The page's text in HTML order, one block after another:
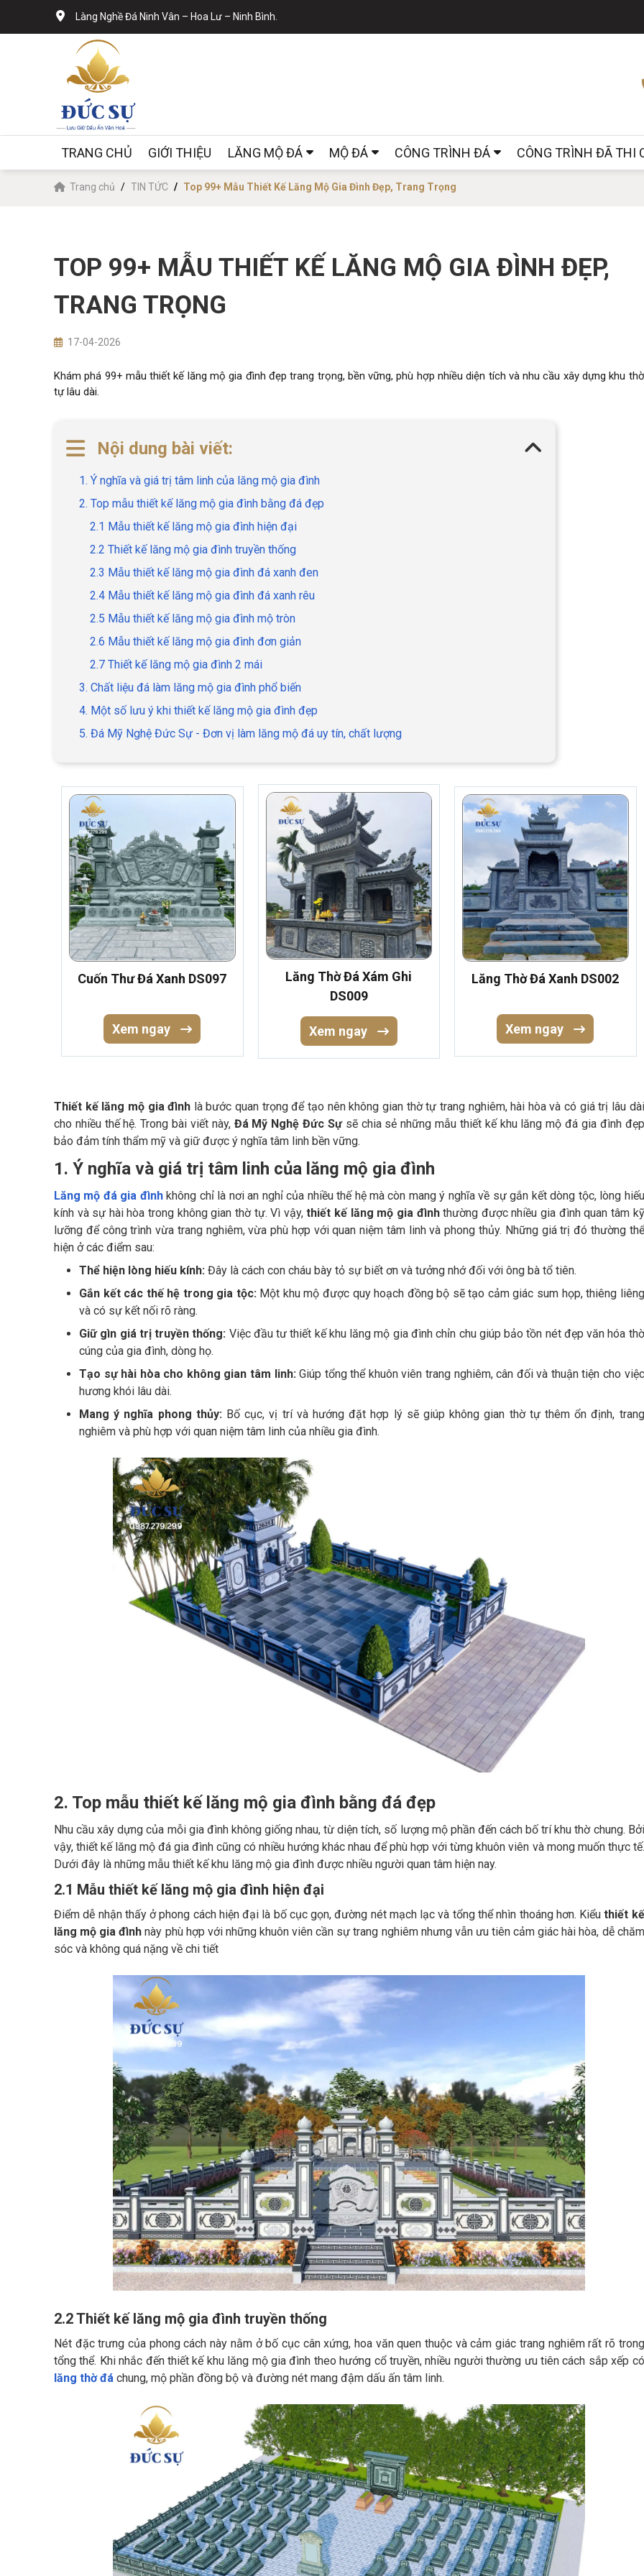
Làng Nghề Đá Ninh Vân – Hoa Lư – Ninh Bình.
TRANG CHỦ GIỚI THIỆU LĂNG MỘ ĐÁ MỘ ĐÁ CÔNG TRÌNH ĐÁ CÔNG TRÌNH ĐÃ THI
Trang chủ TIN TỨC Top 99+ Mẫu Thiết Kế Lăng Mộ Gia Đình Đẹp, Trang Trọng
TOP 99+ MẪU THIẾT KẾ LĂNG MỘ GIA ĐÌNH ĐẸP,
TRANG TRỌNG
17-04-2026
Khám phá 99+ mẫu thiết kế lăng mộ gia đình đẹp trang trọng, bền vững, phù hợp nhiều diện tích và nhu cầu xây dựng khu thờ
tự lâu dài.
Nội dung bài viết:
1. Ý nghĩa và giá trị tâm linh của lăng mộ gia đình
2. Top mẫu thiết kế lăng mộ gia đình bằng đá đẹp
2.1 Mẫu thiết kế lăng mộ gia đình hiện đại
2.2 Thiết kế lăng mộ gia đình truyền thống
2.3 Mẫu thiết kế lăng mộ gia đình đá xanh đen
2.4 Mẫu thiết kế lăng mộ gia đình đá xanh rêu
2.5 Mẫu thiết kế lăng mộ gia đình mộ tròn
2.6 Mẫu thiết kế lăng mộ gia đình đơn giản
2.7 Thiết kế lăng mộ gia đình 2 mái
3. Chất liệu đá làm lăng mộ gia đình phổ biến
4. Một số lưu ý khi thiết kế lăng mộ gia đình đẹp
5. Đá Mỹ Nghệ Đức Sự - Đơn vị làm lăng mộ đá uy tín, chất lượng
Cuốn Thư Đá Xanh DS097
Xem ngay
Lăng Thờ Đá Xám Ghi
DS009
Xem ngay
Lăng Thờ Đá Xanh DS002
Xem ngay
Thiết kế lăng mộ gia đình là bước quan trọng để tạo nên không gian thờ tự trang nghiêm, hài hòa và có giá trị lâu dài
cho nhiều thế hệ. Trong bài viết này, Đá Mỹ Nghệ Đức Sựsẽ chia sẻ những mẫu thiết kế khu lăng mộ đá gia đình đẹp
bảo đảm tính thẩm mỹ và giữ được ý nghĩa tâm linh bền vững.
1. Ý nghĩa và giá trị tâm linh của lăng mộ gia đình
Lăng mộ đá gia đìnhkhông chỉ là nơi an nghỉ của nhiều thế hệ mà còn mang ý nghĩa về sự gắn kết dòng tộc, lòng hiếu
kính và sự hài hòa trong không gian thờ tự. Vì vậy,thiết kế lăng mộ gia đìnhthường được nhiều gia đình quan tâm kỹ
lưỡng để công trình vừa trang nghiêm, vừa phù hợp với quan niệm tâm linh và phong thủy. Những giá trị đó thường thể
hiện ở các điểm sau:
Thể hiện lòng hiếu kính: Đây là cách con cháu bày tỏ sự biết ơn và tưởng nhớ đối với ông bà tổ tiên.
Gắn kết các thế hệ trong gia tộc: Một khu mộ được quy hoạch đồng bộ sẽ tạo cảm giác sum họp, thiêng liêng
và có sự kết nối rõ ràng.
Giữ gìn giá trị truyền thống: Việc đầu tư thiết kế khu lăng mộ gia đình chỉn chu giúp bảo tồn nét đẹp văn hóa thờ
cúng của gia đình, dòng họ.
Tạo sự hài hòa cho không gian tâm linh:Giúp tổng thể khuôn viên trang nghiêm, cân đối và thuận tiện cho việc
hương khói lâu dài.
Mang ý nghĩa phong thủy:Bố cục, vị trí và hướng đặt hợp lý sẽ giúp không gian thờ tự thêm ổn định, trang
nghiêm và phù hợp với quan niệm tâm linh của nhiều gia đình.
2. Top mẫu thiết kế lăng mộ gia đình bằng đá đẹp
Nhu cầu xây dựng của mỗi gia đình không giống nhau, từ diện tích, số lượng mộ phần đến cách bố trí khu thờ chung. Bởi
vậy, thiết kế lăng mộ đá gia đình cũng có nhiều hướng khác nhau để phù hợp với từng khuôn viên và mong muốn thực tế.
Dưới đây là những mẫu thiết kế khu lăng mộ gia đình được nhiều người quan tâm hiện nay.
2.1 Mẫu thiết kế lăng mộ gia đình hiện đại
Điểm dễ nhận thấy ở phong cách hiện đại là bố cục gọn, đường nét mạch lạc và tổng thể nhìn thoáng hơn. Kiểuthiết kế
lăng mộ gia đình này phù hợp với những khuôn viên cần sự trang nghiêm nhưng vẫn ưu tiên cảm giác hài hòa, dễ chăm
sóc và không quá nặng về chi tiết
2.2 Thiết kế lăng mộ gia đình truyền thống
Nét đặc trưng của phong cách này nằm ở bố cục cân xứng, hoa văn quen thuộc và cảm giác trang nghiêm rất rõ trong
tổng thể. Khi nhắc đến thiết kế khu lăng mộ gia đình theo hướng cổ truyền, nhiều người thường ưu tiên cách sắp xếp có
lăng thờ đá chung, mộ phần đồng bộ và đường nét mang đậm dấu ấn tâm linh.